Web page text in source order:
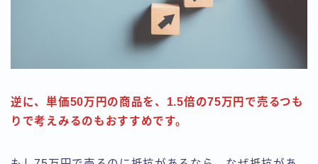
逆に、単価50万円の商品を、1.5倍の75万円で売るつも
りで考えみるのもおすすめです。